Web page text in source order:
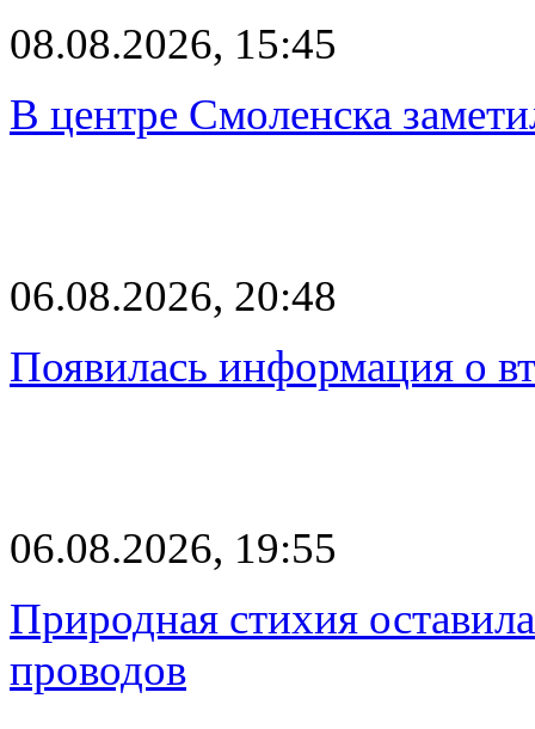
08.08.2026, 15:45
В центре Смоленска
06.08.2026, 20:48
Появилась информация о
06.08.2026, 19:55
Природная стихия
проводов